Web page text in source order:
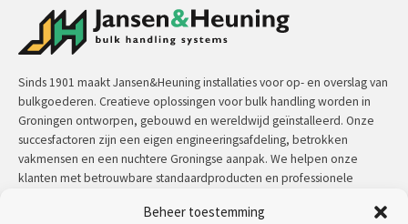
Beheer toestemming
Sinds 1901 maakt Jansen&Heuning installaties voor op- en overslag van
bulkgoederen. Creatieve oplossingen voor bulk handling worden in
Groningen ontworpen, gebouwd en wereldwijd geïnstalleerd. Onze
succesfactoren zijn een eigen engineeringsafdeling, betrokken
vakmensen en een nuchtere Groningse aanpak. We helpen onze
klanten met betrouwbare standaardproducten en professionele